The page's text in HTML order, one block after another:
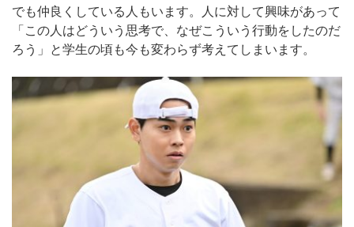
でも仲良くしている人もいます。人に対して興味があって
「この人はどういう思考で、なぜこういう行動をしたのだ
ろう」と学生の頃も今も変わらず考えてしまいます。